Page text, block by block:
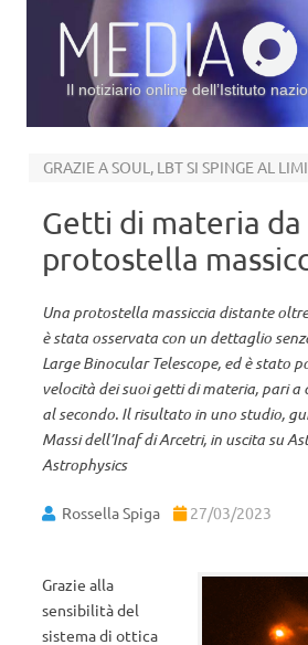
Il notiziario online dell’Istituto
Getti di materia da
protostella
Una protostella massiccia distante
è stata osservata con un dettaglio
Large Binocular Telescope, ed è stato
velocità dei suoi getti di materia, pari a
al secondo. Il risultato in uno studio,
Massi dell’Inaf di Arcetri, in uscita su
Astrophysics
Rossella Spiga 27/03/2023
Grazie alla
sensibilità del
sistema di ottica